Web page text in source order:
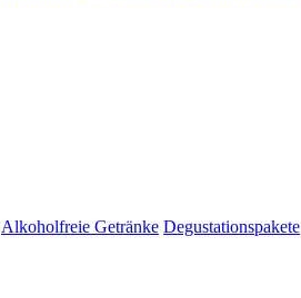
Alkoholfreie Getränke Degustationspakete